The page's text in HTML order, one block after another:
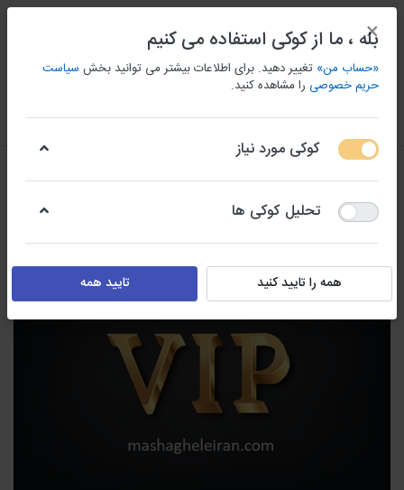
منو ورود/ثبت نام مقايسه كردن علاقه مندی سبد
×
بله ، ما از کوکی استفاده می کنیم
«حساب من» تغییر دهید. برای اطلاعات بیشتر می توانید بخش سیاست
حریم خصوصی را مشاهده کنید.
کوکی مورد نیاز
تحلیل کوکی ها
همه را تایید کنید تایید همه